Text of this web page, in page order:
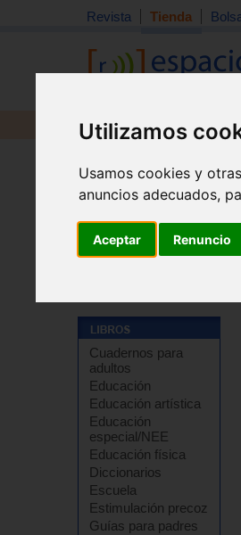
Utilizamos
Usamos cookies y
anuncios adecuados,
Aceptar Renuncio
Revista Tienda
Revista Libros
Cuadernos para
adultos
Educación
Educación artística
Educación
especial/NEE
Educación física
Diccionarios
Escuela
Estimulación precoz
Guías para padres